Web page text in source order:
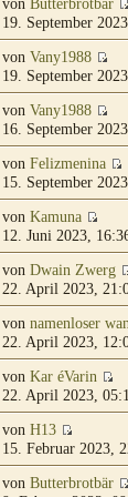
von Butterbrotbär
19. September
von Vany1988
19. September
von Vany1988
16. September
von Felizmenina
15. September
von Kamuna
12. Juni 2023,
von Dwain Zwerg
22. April 2023,
von namenloser
22. April 2023,
von Kar éVarin
22. April 2023,
von H13
15. Februar 2023,
von Butterbrotbär